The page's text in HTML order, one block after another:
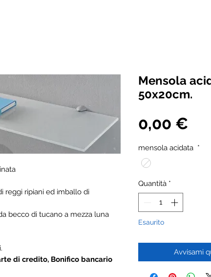
reggi ripiani ed imballo di
becco di tucano a mezza luna
di credito, Bonifico bancario
Mensola
50x20cm.
0,00 €
mensola acidata *
Quantità *
Esaurito
Avvisami